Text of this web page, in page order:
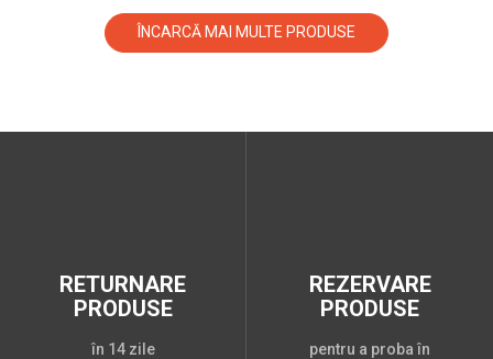
ÎNCARCĂ MAI MULTE PRODUSE
RETURNARE
PRODUSE
în 14 zile
REZERVARE
PRODUSE
pentru a proba în